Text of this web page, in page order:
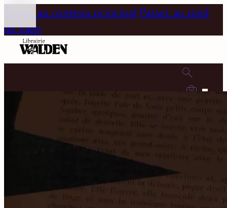
Passer au contenu principal Passer au pied
de page
0